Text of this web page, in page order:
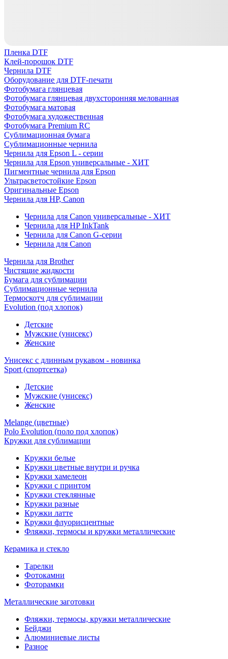
Пленка DTF
Клей-порошок DTF
Чернила DTF
Оборудование для DTF-печати
Фотобумага глянцевая
Фотобумага глянцевая двухсторонняя мелованная
Фотобумага матовая
Фотобумага художественная
Фотобумага Premium RC
Сублимационная бумага
Сублимационные чернила
Чернила для Epson L - серии
Чернила для Epson универсальные - ХИТ
Пигментные чернила для Epson
Ультрасветостойкие Epson
Оригинальные Epson
Чернила для HP, Canon
Чернила для Canon универсальные - ХИТ
Чернила для HP InkTank
Чернила для Canon G-серии
Чернила для Canon
Чернила для Brother
Чистящие жидкости
Бумага для сублимации
Сублимационные чернила
Термоскотч для сублимации
Evolution (под хлопок)
Детские
Мужские (унисекс)
Женские
Унисекс с длинным рукавом - новинка
Sport (спортсетка)
Детские
Мужские (унисекс)
Женские
Melange (цветные)
Polo Evolution (поло под хлопок)
Кружки для сублимации
Кружки белые
Кружки цветные внутри и ручка
Кружки хамелеон
Кружки c принтом
Кружки стеклянные
Кружки разные
Кружки латте
Кружки флуорисцентные
Фляжки, термосы и кружки металлические
Керамика и стекло
Тарелки
Фотокамни
Фоторамки
Металлические заготовки
Фляжки, термосы, кружки металлические
Бейджи
Алюминиевые листы
Разное